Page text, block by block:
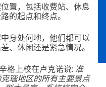
置，包括收费站、休息
的起点和终点。
身处何地，他们都可以
、休闲还是紧急情况。
格上校在卢克诺说: 准
瑙地区的所有主要景点